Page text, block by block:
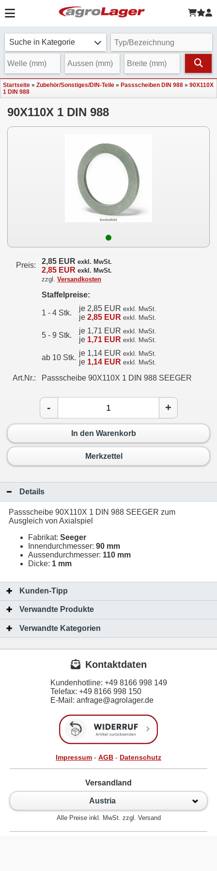
Suche in Kategorie
Startseite » Zubehör/Sonstiges/DIN-Teile » Passscheiben DIN 988 » 90X110X
1 DIN 988
90X110X 1 DIN 988
Preis: 2,85 EUR exkl. MwSt.
2,85 EUR exkl. MwSt.
zzgl. Versandkosten
Staffelpreise:
1 - 4 Stk.
je 2,85 EUR exkl. MwSt.
je 2,85 EUR exkl. MwSt.
5 - 9 Stk.
je 1,71 EUR exkl. MwSt.
je 1,71 EUR exkl. MwSt.
ab 10 Stk.
je 1,14 EUR exkl. MwSt.
je 1,14 EUR exkl. MwSt.
Art.Nr.: Passscheibe 90X110X 1 DIN 988 SEEGER
- +
In den Warenkorb
Merkzettel
Details
Passscheibe 90X110X 1 DIN 988 SEEGER zum
Ausgleich von Axialspiel
Fabrikat: Seeger
Innendurchmesser: 90 mm
Aussendurchmesser: 110 mm
Dicke: 1 mm
Kunden-Tipp
Verwandte Produkte
Verwandte Kategorien
Kontaktdaten
Kundenhotline: +49 8166 998 149
Telefax: +49 8166 998 150
E-Mail: anfrage@agrolager.de
Impressum - AGB - Datenschutz
Versandland
Austria
Alle Preise inkl. MwSt. zzgl. Versand